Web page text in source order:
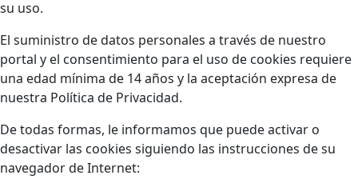
su uso.
El suministro de datos personales a través de nuestro
portal y el consentimiento para el uso de cookies requiere
una edad mínima de 14 años y la aceptación expresa de
nuestra Política de Privacidad.
De todas formas, le informamos que puede activar o
desactivar las cookies siguiendo las instrucciones de su
navegador de Internet: